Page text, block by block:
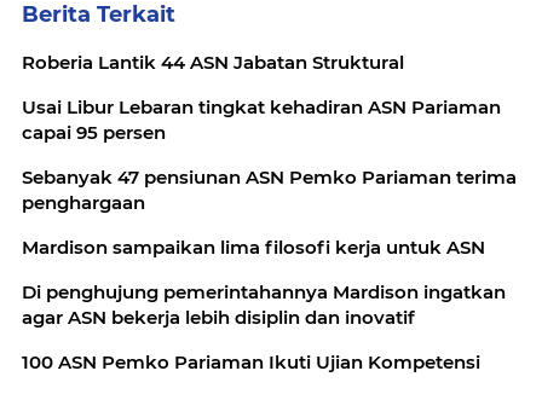
Berita Terkait
Roberia Lantik 44 ASN Jabatan Struktural
Usai Libur Lebaran tingkat kehadiran ASN Pariaman
capai 95 persen
Sebanyak 47 pensiunan ASN Pemko Pariaman terima
penghargaan
Mardison sampaikan lima filosofi kerja untuk ASN
Di penghujung pemerintahannya Mardison ingatkan
agar ASN bekerja lebih disiplin dan inovatif
100 ASN Pemko Pariaman Ikuti Ujian Kompetensi